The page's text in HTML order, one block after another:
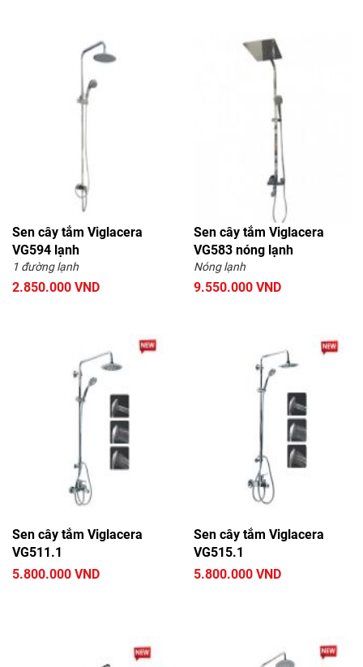
Sen cây tắm Viglacera
VG594 lạnh
1 đường lạnh
2.850.000 VND
Sen cây tắm Viglacera
VG583 nóng lạnh
Nóng lạnh
9.550.000 VND
Sen cây tắm Viglacera
VG511.1
5.800.000 VND
Sen cây tắm Viglacera
VG515.1
5.800.000 VND